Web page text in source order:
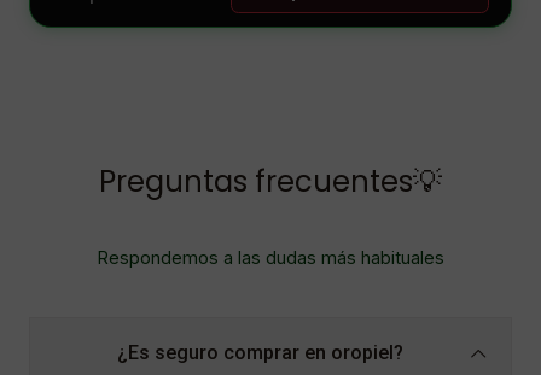
Preguntas frecuentes💡
Respondemos a las dudas más habituales
¿Es seguro comprar en oropiel?